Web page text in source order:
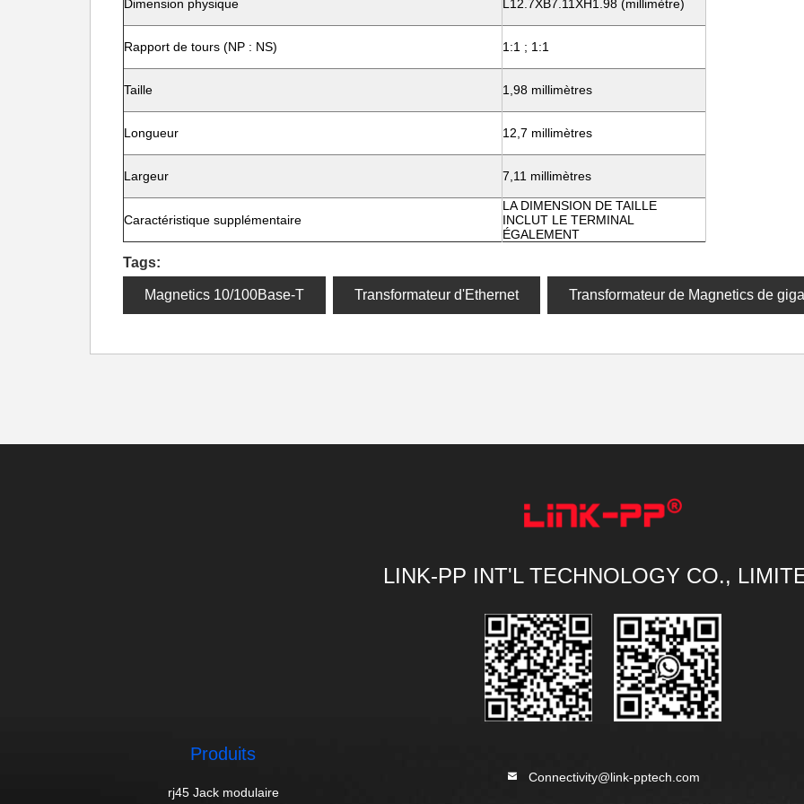
Dimension physique L12.7XB7.11XH1.98 (millimètre)
Rapport de tours (NP : NS) 1:1 ; 1:1
Taille 1,98 millimètres
Longueur 12,7 millimètres
Largeur 7,11 millimètres
Caractéristique supplémentaire
LA DIMENSION DE TAILLE
INCLUT LE TERMINAL
ÉGALEMENT
Tags:
Magnetics 10/100Base-T Transformateur d'Ethernet Transformateur de Magnetics de
LINK-PP INT'L TECHNOLOGY CO.,
Produits
rj45 Jack modulaire
Connectivity@link-pptech.com